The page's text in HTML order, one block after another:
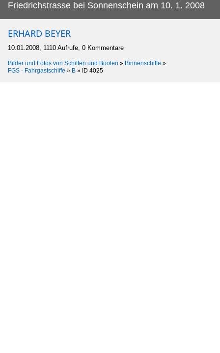
Friedrichstrasse bei Sonnenschein am 10. 1. 2008
ERHARD BEYER
10.01.2008, 1110 Aufrufe, 0 Kommentare
Bilder und Fotos von Schiffen und Booten » Binnenschiffe »
FGS - Fahrgastschiffe » B » ID 4025